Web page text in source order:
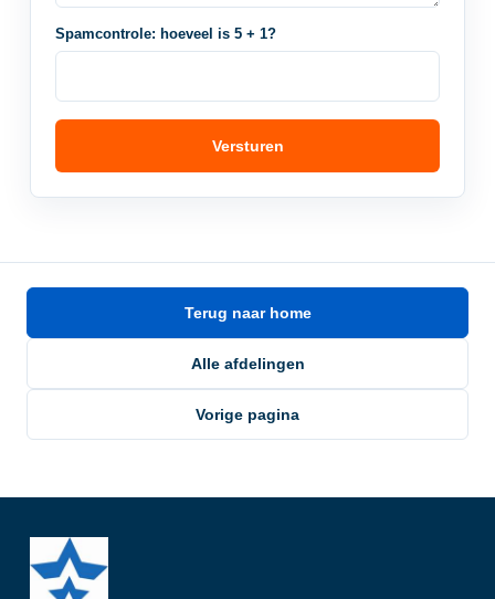
Spamcontrole: hoeveel is 5 + 1?
Versturen
Terug naar home
Alle afdelingen
Vorige pagina